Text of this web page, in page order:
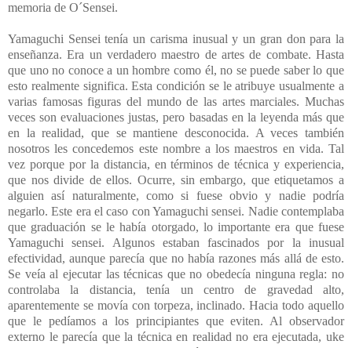
memoria de O´Sensei.
Yamaguchi Sensei tenía un carisma inusual y un gran don para la
enseñanza. Era un verdadero maestro de artes de combate. Hasta
que uno no conoce a un hombre como él, no se puede saber lo que
esto realmente significa. Esta condición se le atribuye usualmente a
varias famosas figuras del mundo de las artes marciales. Muchas
veces son evaluaciones justas, pero basadas en la leyenda más que
en la realidad, que se mantiene desconocida. A veces también
nosotros les concedemos este nombre a los maestros en vida. Tal
vez porque por la distancia, en términos de técnica y experiencia,
que nos divide de ellos. Ocurre, sin embargo, que etiquetamos a
alguien así naturalmente, como si fuese obvio y nadie podría
negarlo. Este era el caso con Yamaguchi sensei. Nadie contemplaba
que graduación se le había otorgado, lo importante era que fuese
Yamaguchi sensei. Algunos estaban fascinados por la inusual
efectividad, aunque parecía que no había razones más allá de esto.
Se veía al ejecutar las técnicas que no obedecía ninguna regla: no
controlaba la distancia, tenía un centro de gravedad alto,
aparentemente se movía con torpeza, inclinado. Hacia todo aquello
que le pedíamos a los principiantes que eviten. Al observador
externo le parecía que la técnica en realidad no era ejecutada, uke